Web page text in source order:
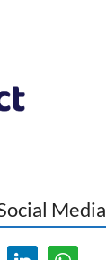
Media
linkedinwhatsapp